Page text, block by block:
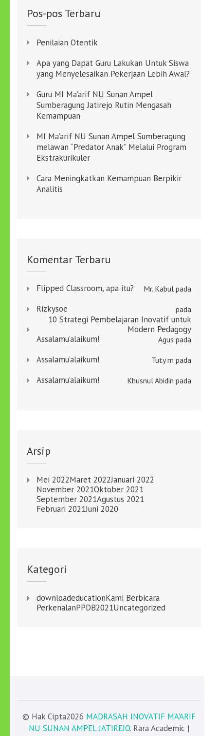
Pos-pos Terbaru
Penilaian Otentik
Apa yang Dapat Guru Lakukan Untuk Siswa
yang Menyelesaikan Pekerjaan Lebih Awal?
Guru MI Ma’arif NU Sunan Ampel
Sumberagung Jatirejo Rutin Mengasah
Kemampuan
MI Ma’arif NU Sunan Ampel Sumberagung
melawan “Predator Anak” Melalui Program
Ekstrakurikuler
Cara Meningkatkan Kemampuan Berpikir
Analitis
Komentar Terbaru
Mr. Kabul pada
Flipped Classroom, apa itu?
Rizkysoe
pada
10 Strategi Pembelajaran Inovatif untuk
Modern Pedagogy
Agus pada
Assalamu’alaikum!
Tuty m pada
Assalamu’alaikum!
Khusnul Abidin pada
Assalamu’alaikum!
Arsip
Mei 2022Maret 2022Januari 2022
November 2021Oktober 2021
September 2021Agustus 2021
Februari 2021Juni 2020
Kategori
downloadeducationKami Berbicara
PerkenalanPPDB2021Uncategorized
© Hak Cipta2026 MADRASAH INOVATIF MA'ARIF
NU SUNAN AMPEL JATIREJO. Rara Academic |